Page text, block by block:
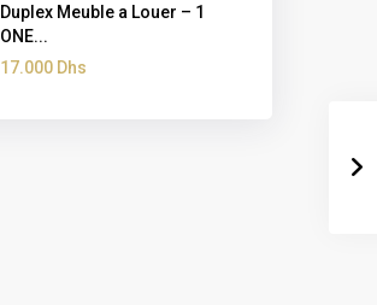
Duplex Meuble a Louer – 1
ONE...
17.000 Dhs